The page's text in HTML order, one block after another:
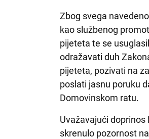
Zbog svega
kao službenog
pijeteta te se
odražavati duh
pijeteta, pozivati na
poslati jasnu poruku
Domovinskom ratu.
Uvažavajući doprinos
skrenulo pozornost